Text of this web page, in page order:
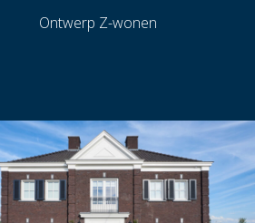
Ontwerp Z-wonen